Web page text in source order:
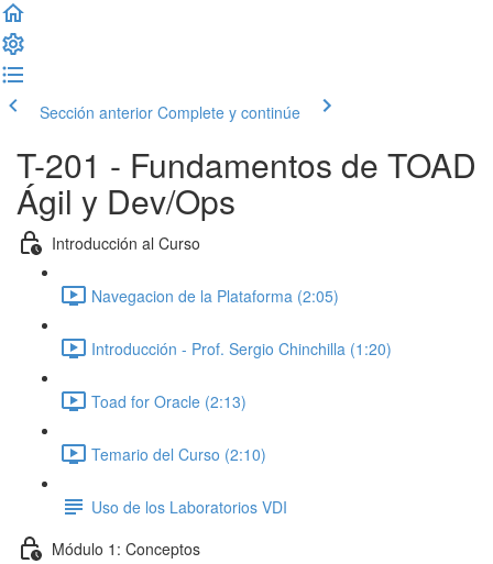
Sección anterior Complete y continúe
T-201 - Fundamentos de TOAD
Ágil y Dev/Ops
Introducción al Curso
Navegacion de la Plataforma (2:05)
Introducción - Prof. Sergio Chinchilla (1:20)
Toad for Oracle (2:13)
Temario del Curso (2:10)
Uso de los Laboratorios VDI
Módulo 1: Conceptos